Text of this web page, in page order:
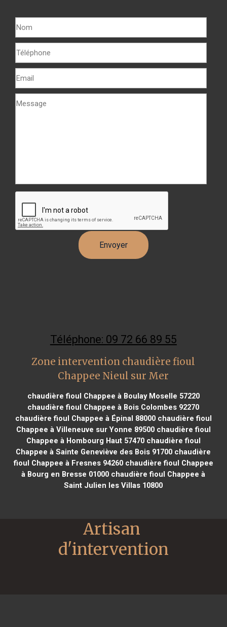
Téléphone: 09 72 66 89 55
Zone intervention chaudière fioul
Chappee Nieul sur Mer
chaudière fioul Chappee à Boulay Moselle 57220
chaudière fioul Chappee à Bois Colombes 92270
chaudière fioul Chappee à Épinal 88000chaudière fioul
Chappee à Villeneuve sur Yonne 89500chaudière fioul
Chappee à Hombourg Haut 57470chaudière fioul
Chappee à Sainte Geneviève des Bois 91700 chaudière
fioul Chappee à Fresnes 94260chaudière fioul Chappee
à Bourg en Bresse 01000 chaudière fioul Chappee à
Saint Julien les Villas 10800
Artisan
d'intervention